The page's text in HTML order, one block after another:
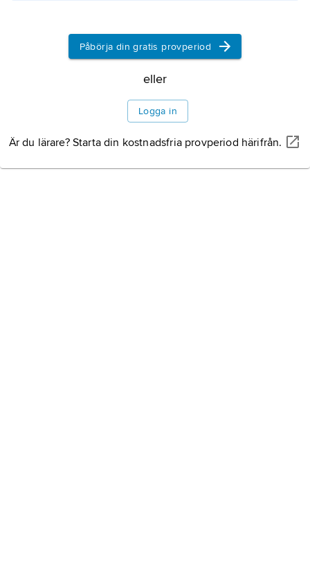
Information om artikeln
Påbörja din gratis provperiod
eller
Logga in
Är du lärare? Starta din kostnadsfria provperiod härifrån.